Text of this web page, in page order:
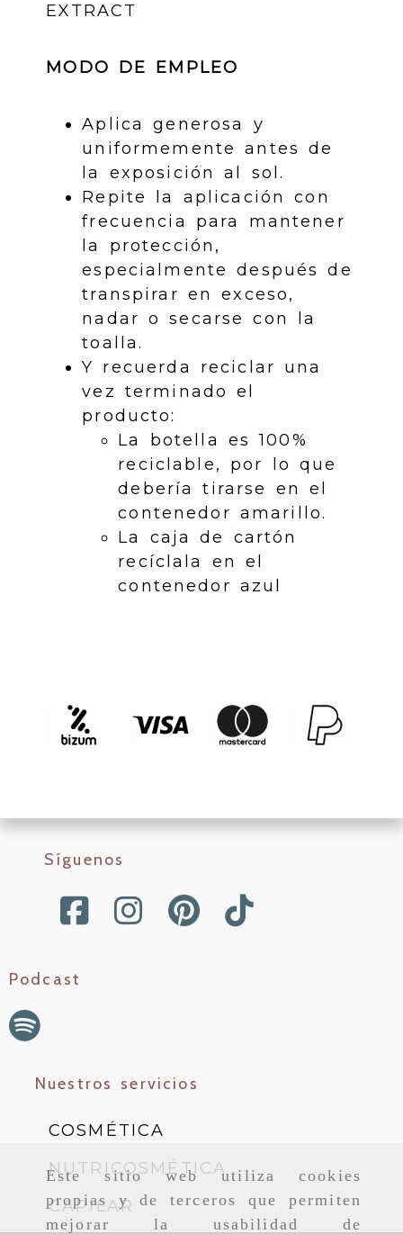
Este sitio web utiliza cookies
propias y de terceros que permiten
mejorar la usabilidad de
EXTRACT
MODO DE EMPLEO
Aplica generosa y
uniformemente antes de
la exposición al sol.
Repite la aplicación con
frecuencia para mantener
la protección,
especialmente después de
transpirar en exceso,
nadar o secarse con la
toalla.
Y recuerda reciclar una
vez terminado el
producto:
La botella es 100%
reciclable, por lo que
debería tirarse en el
contenedor amarillo.
La caja de cartón
recíclala en el
contenedor azul
Síguenos
Podcast
Nuestros servicios
COSMÉTICA
NUTRICOSMÉTICA
CAPILAR